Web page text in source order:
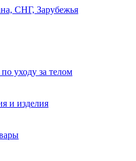
уходу за телом
и изделия